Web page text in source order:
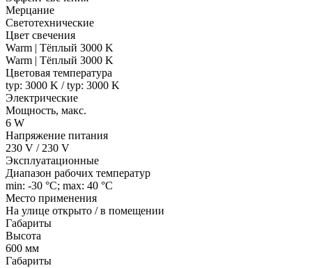
Мерцание
Светотехнические
Цвет свечения
Warm | Тёплый 3000 K
Warm | Тёплый 3000 K
Цветовая температура
typ: 3000 K / typ: 3000 K
Электрические
Мощность, макс.
6 W
Напряжение питания
230 V / 230 V
Эксплуатационные
Диапазон рабочих температур
min: -30 °C; max: 40 °C
Место применения
На улице открыто / в помещении
Габариты
Высота
600 мм
Габариты